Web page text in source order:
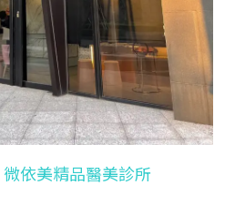
微依美精品醫美診所